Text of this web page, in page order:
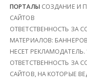
ПОРТАЛЫСОЗДАНИЕ И
САЙТОВ
ОТВЕТСТВЕННОСТЬ ЗА
МАТЕРИАЛОВ:
НЕСЕТ
ОТВЕТСТВЕННОСТЬ ЗА
САЙТОВ, НА КОТОРЫЕ